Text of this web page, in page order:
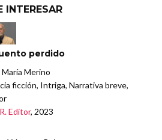
INTERESAR
perdido
María Merino
ficción, Intriga, Narrativa breve,
Editor, 2023